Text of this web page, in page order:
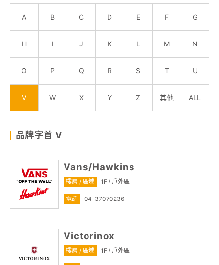
A B C D E F G
H I J K L M N
O P Q R S T U
V W X Y Z 其他 ALL
品牌字首 V
Vans/Hawkins
樓層 / 區域 1F / 戶外區
電話 04-37070236
Victorinox
樓層 / 區域 1F / 戶外區